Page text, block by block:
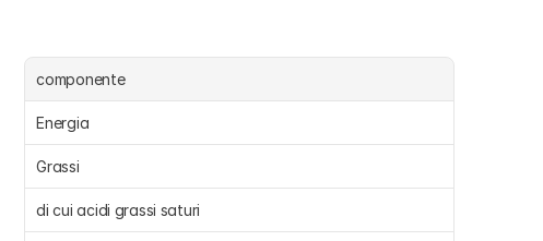
componente
Energia
Grassi
di cui acidi grassi saturi